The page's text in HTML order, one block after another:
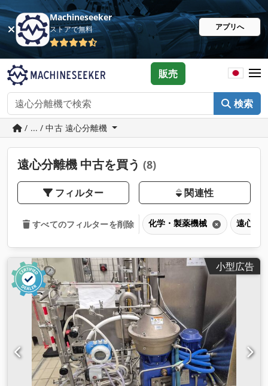
Machineseeker
ストアで無料 アプリへ
検索
販売
/ ... / 中古 遠心分離機
遠心分離機 中古を買う (8)
フィルター 関連性
すべてのフィルターを削除 化学・製薬機械 遠心分
小型広告